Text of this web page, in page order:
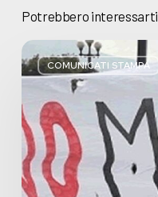
Potrebbero interessarti
COMUNICATI STAMPA
Basta
bugie,
Regione
Lombardia
pratica
l’antimafia
solo
a
parole